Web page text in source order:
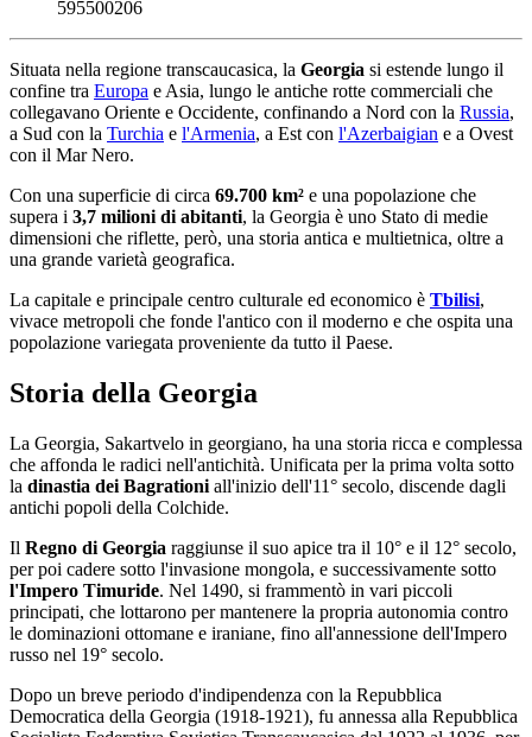
595500206
Situata nella regione transcaucasica, la Georgia si estende lungo il
confine tra Europa e Asia, lungo le antiche rotte commerciali che
collegavano Oriente e Occidente, confinando a Nord con la Russia,
a Sud con la Turchia e l'Armenia, a Est con l'Azerbaigian e a Ovest
con il Mar Nero.
Con una superficie di circa 69.700 km² e una popolazione che
supera i 3,7 milioni di abitanti, la Georgia è uno Stato di medie
dimensioni che riflette, però, una storia antica e multietnica, oltre a
una grande varietà geografica.
La capitale e principale centro culturale ed economico è Tbilisi,
vivace metropoli che fonde l'antico con il moderno e che ospita una
popolazione variegata proveniente da tutto il Paese.
Storia della Georgia
La Georgia, Sakartvelo in georgiano, ha una storia ricca e complessa
che affonda le radici nell'antichità. Unificata per la prima volta sotto
la dinastia dei Bagrationi all'inizio dell'11° secolo, discende dagli
antichi popoli della Colchide.
Il Regno di Georgia raggiunse il suo apice tra il 10° e il 12° secolo,
per poi cadere sotto l'invasione mongola, e successivamente sotto
l'Impero Timuride. Nel 1490, si frammentò in vari piccoli
principati, che lottarono per mantenere la propria autonomia contro
le dominazioni ottomane e iraniane, fino all'annessione dell'Impero
russo nel 19° secolo.
Dopo un breve periodo d'indipendenza con la Repubblica
Democratica della Georgia (1918-1921), fu annessa alla Repubblica